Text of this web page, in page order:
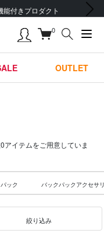
能付きプロダクト
次の画像
0
OUTLET
イテムをご用意していま
ック バックパックアクセサ
絞り込み